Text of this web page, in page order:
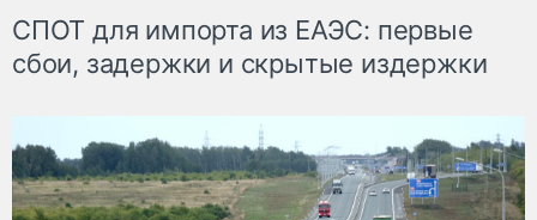
СПОТ для импорта из ЕАЭС: первые
сбои, задержки и скрытые издержки